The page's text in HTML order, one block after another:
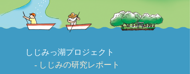
しじみっ湖プロジェクト
しじみの研究レポート